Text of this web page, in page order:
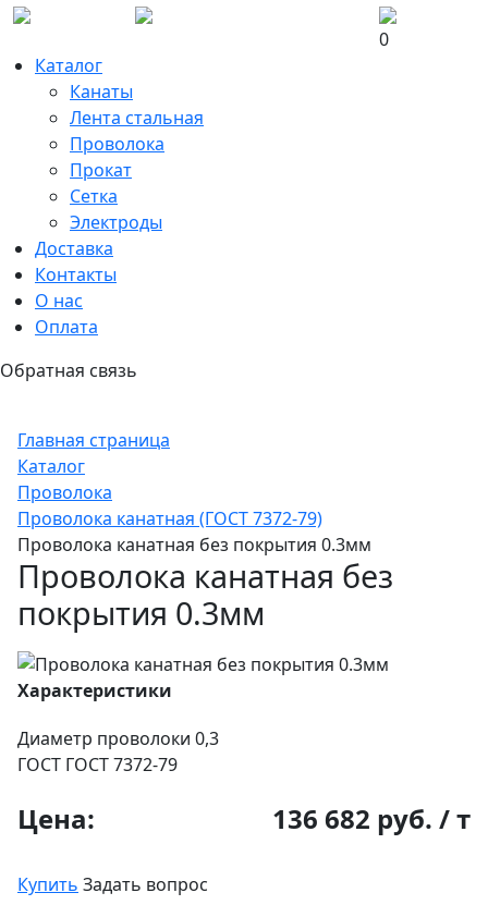
0
Каталог
Канаты
Лента стальная
Проволока
Прокат
Сетка
Электроды
Доставка
Контакты
О нас
Оплата
Обратная связь
Главная страница
Каталог
Проволока
Проволока канатная (ГОСТ 7372-79)
Проволока канатная без покрытия 0.3мм
Проволока канатная без
покрытия 0.3мм
Характеристики
Диаметр проволоки 0,3
ГОСТ ГОСТ 7372-79
Цена: 136 682 руб. / т
Купить Задать вопрос